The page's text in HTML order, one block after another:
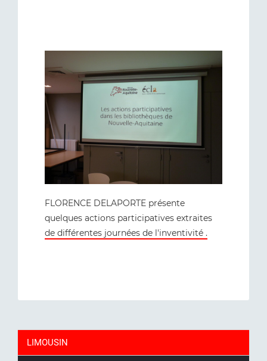
FLORENCE DELAPORTE présente
quelques actions participatives extraites
de différentes journées de l'inventivité .
LIMOUSIN